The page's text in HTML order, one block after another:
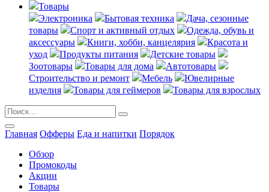
Товары
Электроника
Бытовая техника
Дача, сезонные
товары
Спорт и активный отдых
Одежда, обувь и
аксессуары
Книги, хобби, канцелярия
Красота и
уход
Продукты питания
Детские товары
Зоотовары
Товары для дома
Автотовары
Строительство и ремонт
Мебель
Ювелирные
изделия
Товары для геймеров Товары для взрослых
Главная Офферы Еда и напитки Порядок
Обзор
Промокоды
Акции
Товары